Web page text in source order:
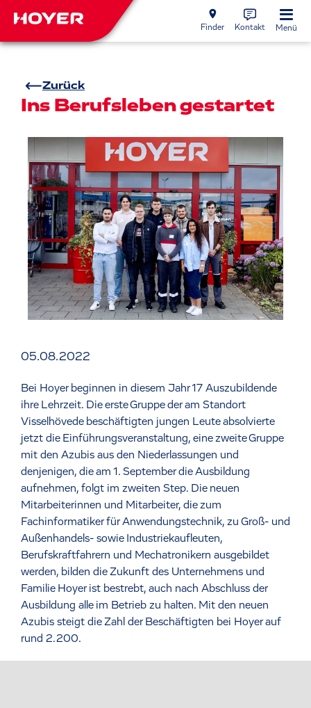
Finder Kontakt Menü
Zurück
Ins Berufsleben gestartet
05.08.2022
Bei Hoyer beginnen in diesem Jahr 17 Auszubildende
ihre Lehrzeit. Die erste Gruppe der am Standort
Visselhövede beschäftigten jungen Leute absolvierte
jetzt die Einführungsveranstaltung, eine zweite Gruppe
mit den Azubis aus den Niederlassungen und
denjenigen, die am 1. September die Ausbildung
aufnehmen, folgt im zweiten Step. Die neuen
Mitarbeiterinnen und Mitarbeiter, die zum
Fachinformatiker für Anwendungstechnik, zu Groß- und
Außenhandels- sowie Industriekaufleuten,
Berufskraftfahrern und Mechatronikern ausgebildet
werden, bilden die Zukunft des Unternehmens und
Familie Hoyer ist bestrebt, auch nach Abschluss der
Ausbildung alle im Betrieb zu halten. Mit den neuen
Azubis steigt die Zahl der Beschäftigten bei Hoyer auf
rund 2.200.